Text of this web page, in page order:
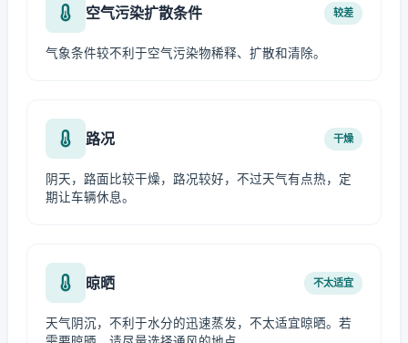
空气污染扩散条件 较差
气象条件较不利于空气污染物稀释、扩散和清除。
路况 干燥
阴天，路面比较干燥，路况较好，不过天气有点热，定
期让车辆休息。
晾晒 不太适宜
天气阴沉，不利于水分的迅速蒸发，不太适宜晾晒。若